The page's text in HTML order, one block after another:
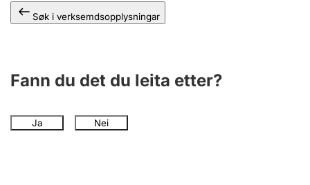
Søk i verksemdsopplysningar
Fann du det du leita etter?
Ja Nei